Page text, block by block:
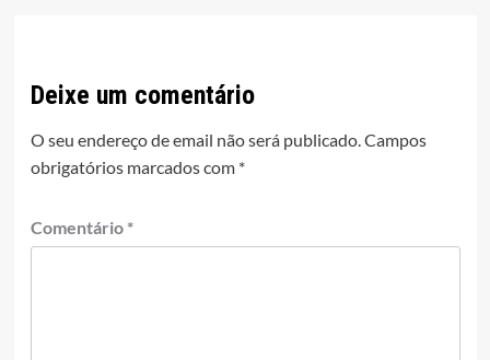
Deixe um comentário
O seu endereço de email não será publicado.Campos
obrigatórios marcados com *
Comentário *